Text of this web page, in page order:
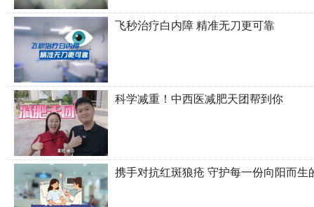
飞秒治疗白内障 精准无刀更可靠
科学减重！中西医减肥天团帮到你
携手对抗红斑狼疮 守护每一份向阳而生